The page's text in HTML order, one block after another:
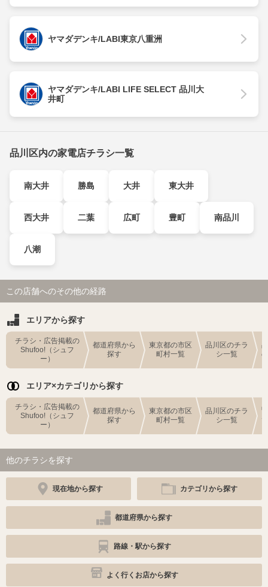
ヤマダデンキ/LABI東京八重洲
ヤマダデンキ/LABI LIFE SELECT 品川大
井町
品川区内の家電店チラシ一覧
南大井 勝島 大井 東大井
西大井 二葉 広町 豊町 南品川
八潮
この店舗へのその他の経路
エリアから探す
チラシ・広告掲載の
Shufoo!（シュフ
ー）
都道府県から
探す
東京都の市区
町村一覧
品川区のチラ
シ一覧
エリア×カテゴリから探す
チラシ・広告掲載の
Shufoo!（シュフ
ー）
都道府県から
探す
東京都の市区
町村一覧
品川区のチラ
シ一覧
他のチラシを探す
現在地から探す カテゴリから探す
都道府県から探す
路線・駅から探す
よく行くお店から探す